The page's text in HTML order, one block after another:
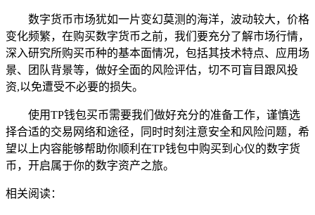
数字货币市场犹如一片变幻莫测的海洋，波动较大，价格
变化频繁，在购买数字货币之前，我们要充分了解市场行情，
深入研究所购买币种的基本面情况，包括其技术特点、应用场
景、团队背景等，做好全面的风险评估，切不可盲目跟风投
资,以免遭受不必要的损失。
使用TP钱包买币需要我们做好充分的准备工作，谨慎选
择合适的交易网络和途径，同时时刻注意安全和风险问题，希
望以上内容能够帮助你顺利在TP钱包中购买到心仪的数字货
币，开启属于你的数字资产之旅。
相关阅读：